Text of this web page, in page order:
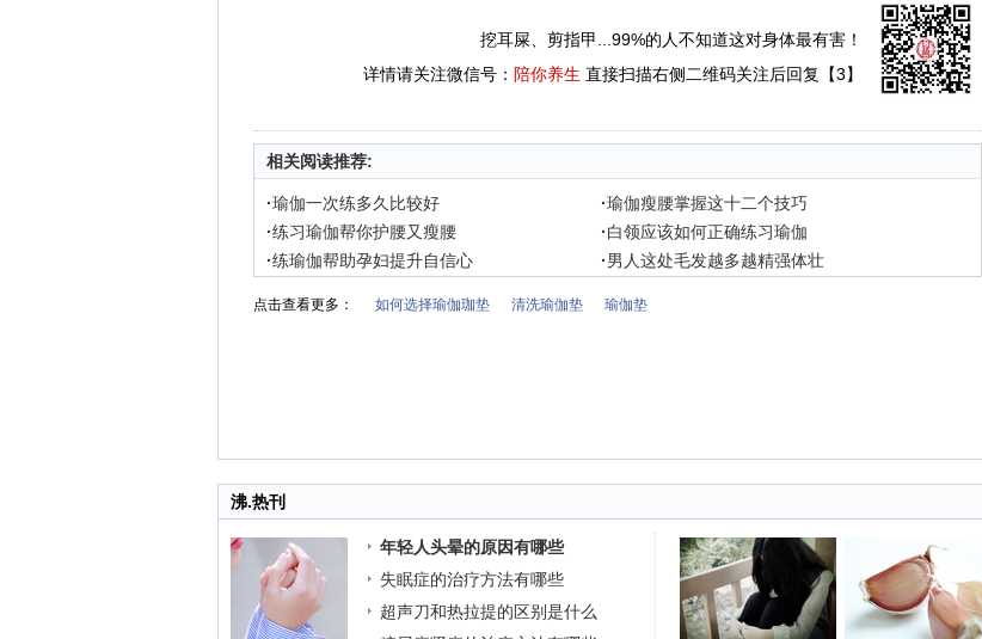
挖耳屎、剪指甲...99%的人不知道这对身体最有害！
详情请关注微信号： 陪你养生 直接扫描右侧二维码关注后回复【3】
相关阅读推荐:
·瑜伽一次练多久比较好 ·瑜伽瘦腰掌握这十二个技巧
·练习瑜伽帮你护腰又瘦腰 ·白领应该如何正确练习瑜伽
·练瑜伽帮助孕妇提升自信心 ·男人这处毛发越多越精强体壮
点击查看更多： 如何选择瑜伽珈垫 清洗瑜伽垫 瑜伽垫
沸.热刊
年轻人头晕的原因有哪些
失眠症的治疗方法有哪些
超声刀和热拉提的区别是什么